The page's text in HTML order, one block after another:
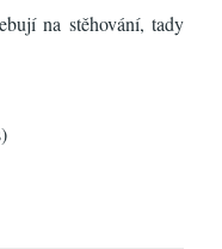
na stěhování, tady